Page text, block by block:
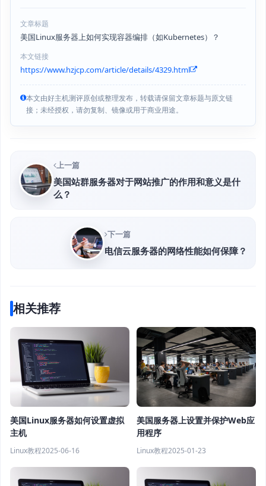
文章标题
美国Linux服务器上如何实现容器编排（如Kubernetes）？
本文链接
https://www.hzjcp.com/article/details/4329.html
本文由好主机测评原创或整理发布，转载请保留文章标题与原文链
接；未经授权，请勿复制、镜像或用于商业用途。
上一篇
美国站群服务器对于网站推广的作用和意义是什
么？
下一篇
电信云服务器的网络性能如何保障？
相关推荐
美国Linux服务器如何设置虚拟
主机
Linux教程2025-06-16
美国服务器上设置并保护Web应
用程序
Linux教程2025-01-23